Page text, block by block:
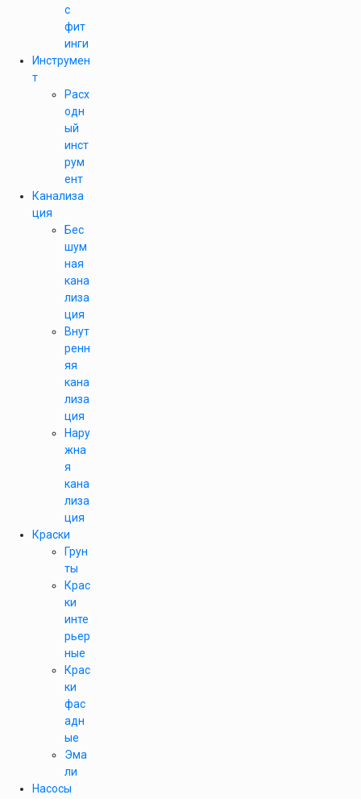
с
фит
инги
Инструмен
т
Расх
одн
ый
инст
рум
ент
Канализа
ция
Бес
шум
ная
кана
лиза
ция
Внут
ренн
яя
кана
лиза
ция
Нару
жна
я
кана
лиза
ция
Краски
Грун
ты
Крас
ки
инте
рьер
ные
Крас
ки
фас
адн
ые
Эма
ли
Насосы